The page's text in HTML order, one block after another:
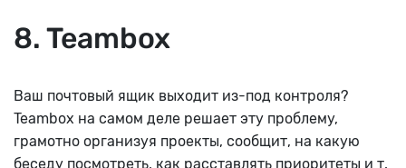
8. Teambox
Ваш почтовый ящик выходит из-под контроля?
Teambox на самом деле решает эту проблему,
грамотно организуя проекты, сообщит, на какую
беседу посмотреть, как расставлять приоритеты и т.